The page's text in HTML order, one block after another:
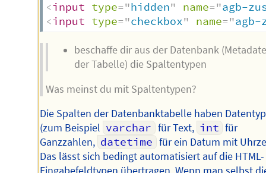
<input type="hidden" name="agb-
<input type="checkbox" name="agb-
beschaffe dir aus der Datenbank
der Tabelle) die Spaltentypen
Was meinst du mit Spaltentypen?
Die Spalten der Datenbanktabelle haben
(zum Beispiel varchar für Text, int für
Ganzzahlen, datetime für ein Datum mit
Das lässt sich bedingt automatisiert auf die HTML-